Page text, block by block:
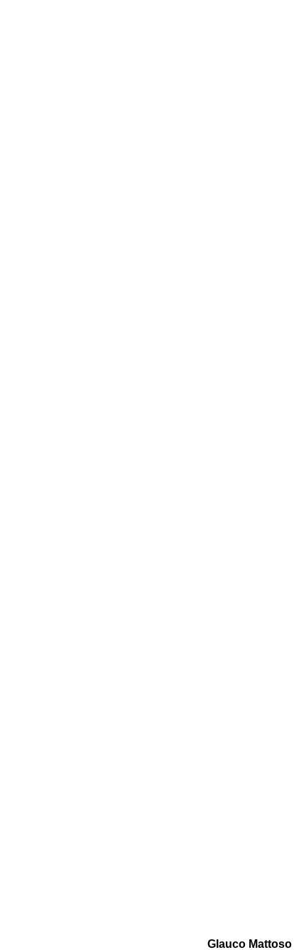
Glauco Mattoso